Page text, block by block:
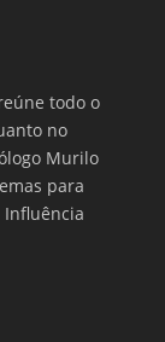
todo o
no
Murilo
para
Influência